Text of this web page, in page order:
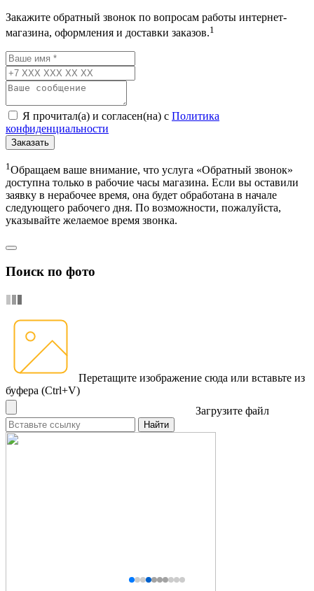
Закажите обратный звонок по вопросам работы интернет-
магазина, оформления и доставки заказов.1
Я прочитал(а) и согласен(на) с Политика
конфиденциальности
Заказать
1 Обращаем ваше внимание, что услуга «Обратный звонок»
доступна только в рабочие часы магазина. Если вы оставили
заявку в нерабочее время, она будет обработана в начале
следующего рабочего дня. По возможности, пожалуйста,
указывайте желаемое время звонка.
Поиск по фото
Перетащите изображение сюда или вставьте из
буфера (Ctrl+V)
Загрузите файл
Найти